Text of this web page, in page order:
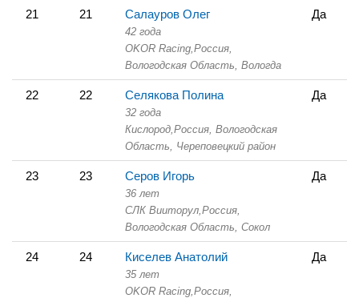
21 21 Салауров Олег
42 года
OKOR Racing, Россия,
Вологодская Область, Вологда
Да
22 22 Селякова Полина
32 года
Кислород, Россия, Вологодская
Область,
Череповецкий район
Да
23 23 Серов Игорь
36 лет
СЛК Вииторул, Россия,
Вологодская Область, Сокол
Да
24 24 Киселев Анатолий
35 лет
OKOR Racing, Россия,
Да